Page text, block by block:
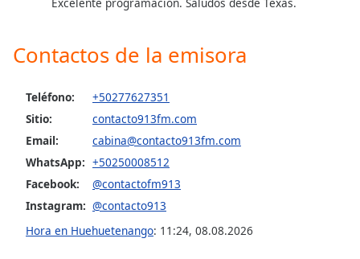
Area
Background
Color
Opacity
Font
Contactos de la emisora
Teléfono:
+50277627351
Sitio:
contacto913fm.com
Email:
cabina@contacto913fm.com
WhatsApp: +50250008512
Facebook:
@contactofm913
Instagram: @contacto913
Hora en Huehuetenango: 11:24, 08.08.2026